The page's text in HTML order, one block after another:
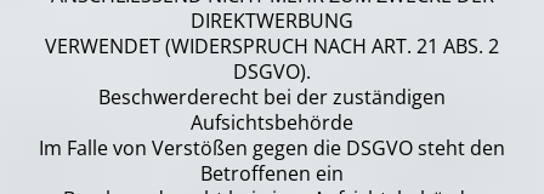
DIREKTWERBUNG
VERWENDET (WIDERSPRUCH NACH ART. 21 ABS. 2
DSGVO).
Beschwerderecht bei der zuständigen
Aufsichtsbehörde
Im Falle von Verstößen gegen die DSGVO steht den
Betroffenen ein